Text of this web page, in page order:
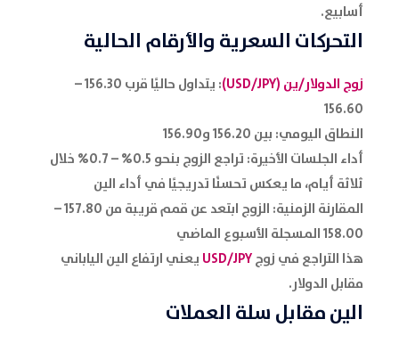
أسابيع.
التحركات السعرية والأرقام الحالية
زوج الدولار/ين (USD/JPY)
: يتداول حاليًا قرب 156.30 –
156.60
النطاق اليومي: بين 156.20 و156.90
أداء الجلسات الأخيرة: تراجع الزوج بنحو 0.5% – 0.7% خلال
ثلاثة أيام، ما يعكس تحسنًا تدريجيًا في أداء الين
المقارنة الزمنية: الزوج ابتعد عن قمم قريبة من 157.80 –
158.00 المسجلة الأسبوع الماضي
هذا التراجع في زوجUSD/JPY يعني ارتفاع الين الياباني
مقابل الدولار.
الينمقابل سلة العملات